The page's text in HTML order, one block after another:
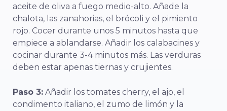
aceite de oliva a fuego medio-alto. Añade la
chalota, las zanahorias, el brócoli y el pimiento
rojo. Cocer durante unos 5 minutos hasta que
empiece a ablandarse. Añadir los calabacines y
cocinar durante 3-4 minutos más. Las verduras
deben estar apenas tiernas y crujientes.
Paso 3: Añadir los tomates cherry, el ajo, el
condimento italiano, el zumo de limón y la